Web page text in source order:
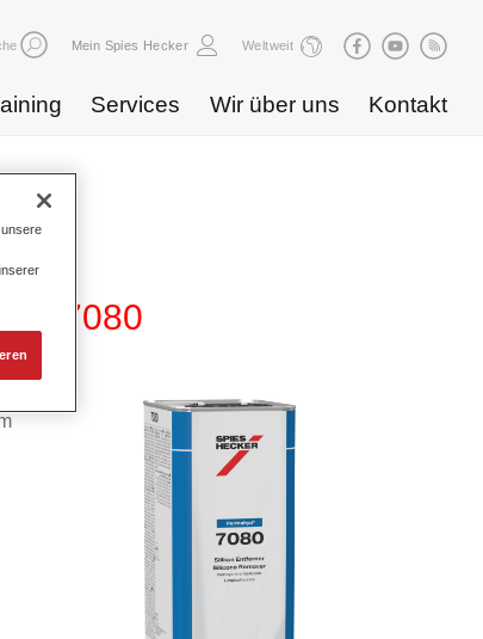
Mein Spies Hecker Weltweit
Services Wir über uns Kontakt
7080